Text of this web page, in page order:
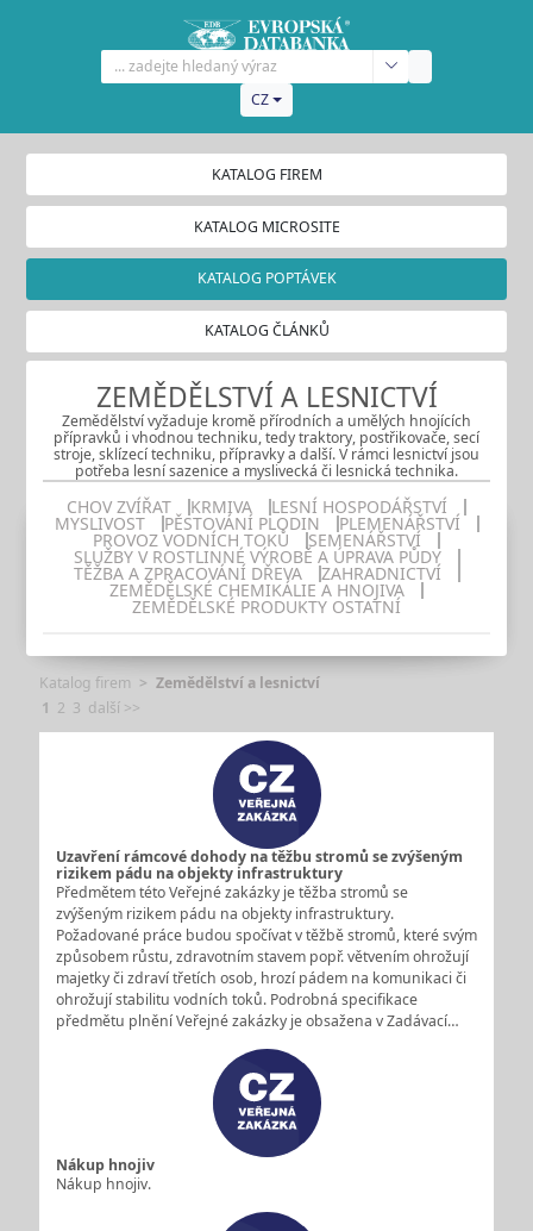
CZ
KATALOG FIREM
KATALOG MICROSITE
KATALOG POPTÁVEK
KATALOG ČLÁNKŮ
ZEMĚDĚLSTVÍ A LESNICTVÍ
Zemědělství vyžaduje kromě přírodních a umělých hnojících
přípravků i vhodnou techniku, tedy traktory, postřikovače, secí
stroje, sklízecí techniku, přípravky a další. V rámci lesnictví jsou
potřeba lesní sazenice a myslivecká či lesnická technika.
CHOV ZVÍŘAT KRMIVA LESNÍ HOSPODÁŘSTVÍ
MYSLIVOST PĚSTOVÁNÍ PLODIN PLEMENÁŘSTVÍ
PROVOZ VODNÍCH TOKŮ SEMENÁŘSTVÍ
SLUŽBY V ROSTLINNÉ VÝROBĚ A ÚPRAVA PŮDY
TĚŽBA A ZPRACOVÁNÍ DŘEVA ZAHRADNICTVÍ
ZEMĚDĚLSKÉ CHEMIKÁLIE A HNOJIVA
ZEMĚDĚLSKÉ PRODUKTY OSTATNÍ
Katalog firem
Zemědělství a lesnictví
1 2 3 další >>
Uzavření rámcové dohody na těžbu stromů se zvýšeným
rizikem pádu na objekty infrastruktury
Předmětem této Veřejné zakázky je těžba stromů se
zvýšeným rizikem pádu na objekty infrastruktury.
Požadované práce budou spočívat v těžbě stromů, které svým
způsobem růstu, zdravotním stavem popř. větvením ohrožují
majetky či zdraví třetích osob, hrozí pádem na komunikaci či
ohrožují stabilitu vodních toků. Podrobná specifikace
předmětu plnění Veřejné zakázky je obsažena v Zadávací…
Nákup hnojiv
Nákup hnojiv.